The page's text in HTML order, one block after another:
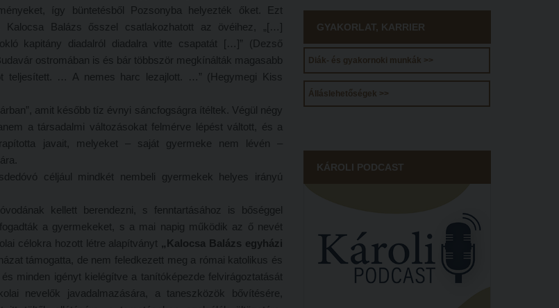
így büntetésből Pozsonyba helyezték őket. Ezt
Kalocsa Balázs ősszel csatlakozhatott az övéihez, „[…]
kapitány diadalról diadalra vitte csapatát […]” (Dezső
ostromában is és bár többször megkínálták magasabb
teljesített. … A nemes harc lezajlott. …” (Hegymegi Kiss
amit később tíz évnyi sáncfogságra ítéltek. Végül négy
a társadalmi változásokat felmérve lépést váltott, és a
javait, melyeket – saját gyermeke nem lévén –
céljául mindkét nembeli gyermekek helyes irányú
kellett berendezni, s fenntartásához is bőséggel
a gyermekeket, s a mai napig működik az ő nevét
célokra hozott létre alapítványt „Kalocsa Balázs egyházi
támogatta, de nem feledkezett meg a római katolikus és
minden igényt kielégítve a tanítóképezde felvirágoztatását
nevelők javadalmazására, a taneszközök bővítésére,
GYAKORLAT, KARRIER
Diák- és gyakornoki munkák >>
Álláslehetőségek >>
KÁROLI PODCAST